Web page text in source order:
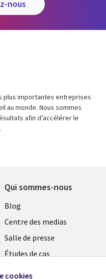
nous
plus importantes entreprises
au monde. Nous sommes
afin d’accélérer le
Qui sommes-nous
Useful
links
MAROC
Blog
Centre des medias
Salle de presse
Études de cas
cookies